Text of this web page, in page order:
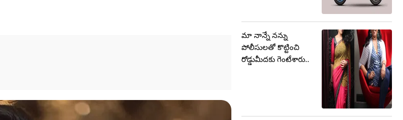
మా నాన్నే నన్ను
పోలీసులతో కొట్టించి
రోడ్డుమీదకు గెంటేశారు..